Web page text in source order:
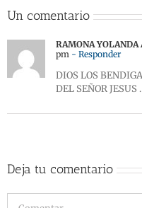
Un comentario
RAMONA YOLANDA
pm - Responder
DIOS LOS
DEL SEÑOR JESUS .
Deja tu comentario